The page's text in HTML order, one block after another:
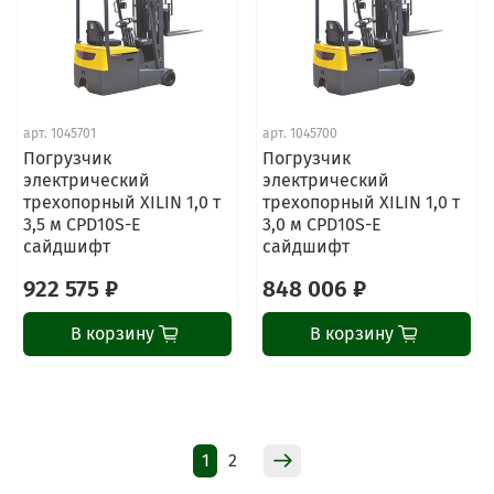
арт. 1045701
Погрузчик
электрический
трехопорный XILIN 1,0 т
3,5 м CPD10S-E
сайдшифт
922 575 ₽
В корзину
арт. 1045700
Погрузчик
электрический
трехопорный XILIN 1,0 т
3,0 м CPD10S-E
сайдшифт
848 006 ₽
В корзину
1 2
ChatApp
online
Наши мессенджеры
Свяжитесь с нами через любой удобный
Электронная почта